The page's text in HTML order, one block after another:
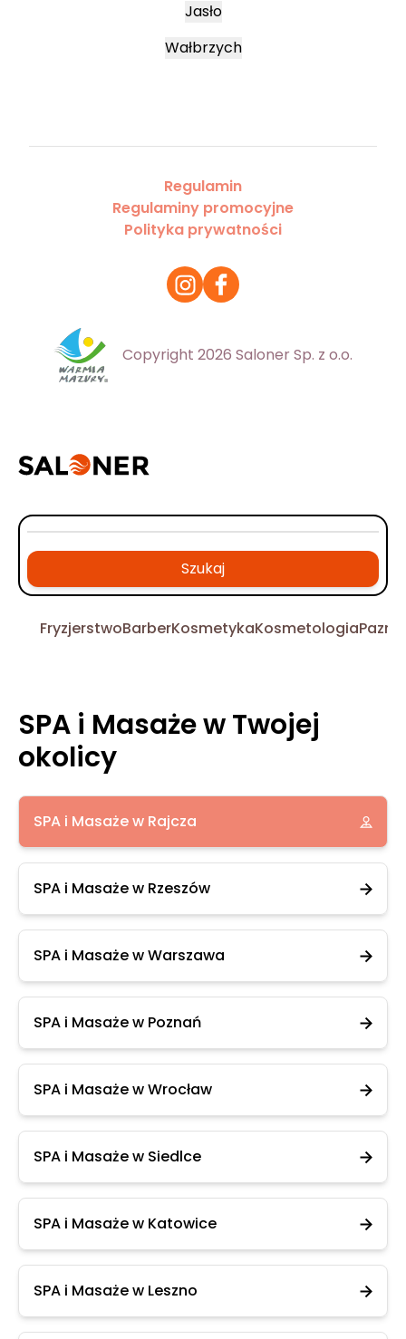
Jasło
Wałbrzych
Regulamin
Regulaminy promocyjne
Polityka prywatności
Copyright 2026 Saloner Sp. z o.o.
Szukaj
FryzjerstwoBarberKosmetykaKosmetologia
SPA i Masaże w Twojej
okolicy
SPA i Masaże w Rajcza
SPA i Masaże w Rzeszów
SPA i Masaże w Warszawa
SPA i Masaże w Poznań
SPA i Masaże w Wrocław
SPA i Masaże w Siedlce
SPA i Masaże w Katowice
SPA i Masaże w Leszno